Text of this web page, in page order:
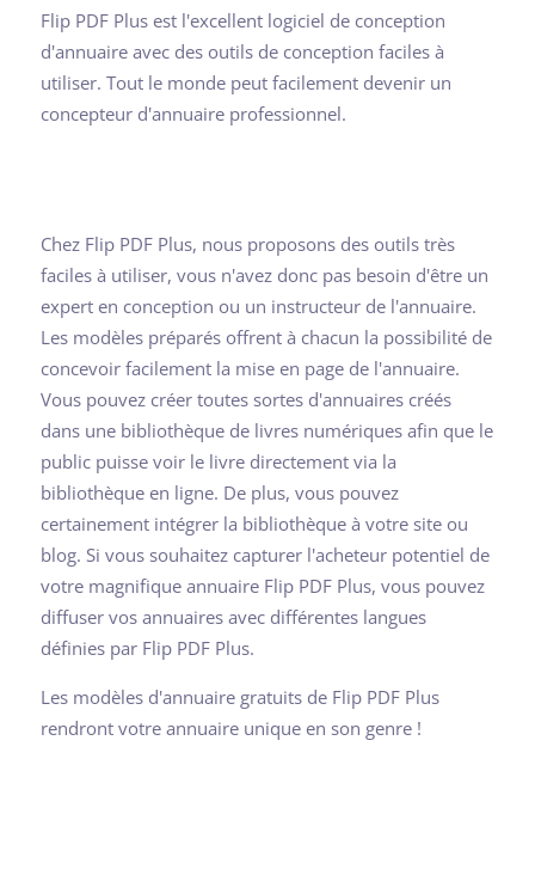
Flip PDF Plus est l'excellent logiciel de conception
d'annuaire avec des outils de conception faciles à
utiliser. Tout le monde peut facilement devenir un
concepteur d'annuaire professionnel.
Chez Flip PDF Plus, nous proposons des outils très
faciles à utiliser, vous n'avez donc pas besoin d'être un
expert en conception ou un instructeur de l'annuaire.
Les modèles préparés offrent à chacun la possibilité de
concevoir facilement la mise en page de l'annuaire.
Vous pouvez créer toutes sortes d'annuaires créés
dans une bibliothèque de livres numériques afin que le
public puisse voir le livre directement via la
bibliothèque en ligne. De plus, vous pouvez
certainement intégrer la bibliothèque à votre site ou
blog. Si vous souhaitez capturer l'acheteur potentiel de
votre magnifique annuaire Flip PDF Plus, vous pouvez
diffuser vos annuaires avec différentes langues
définies par Flip PDF Plus.
Les modèles d'annuaire gratuits de Flip PDF Plus
rendront votre annuaire unique en son genre !